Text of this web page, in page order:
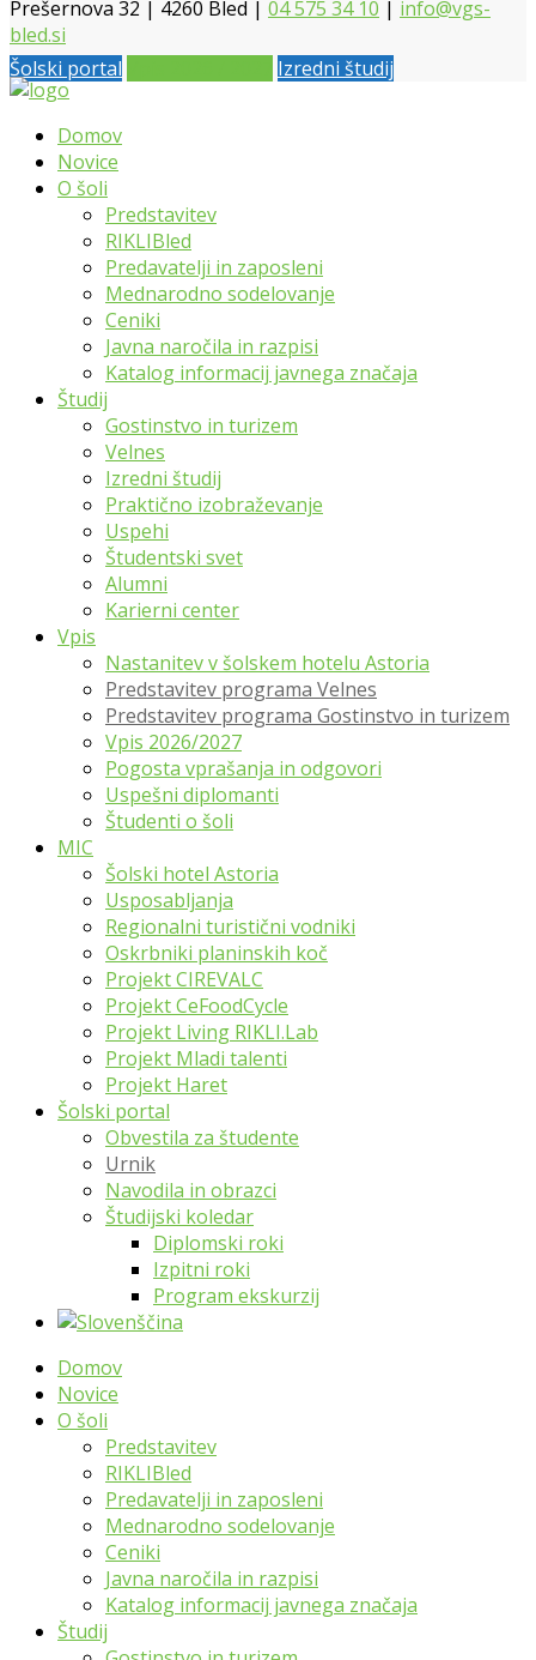
Prešernova 32 | 4260 Bled | 04 575 34 10 | info@vgs-
bled.si
Šolski portal
Izredni študij
Domov
Novice
O šoli
Predstavitev
RIKLIBled
Predavatelji in zaposleni
Mednarodno sodelovanje
Ceniki
Javna naročila in razpisi
Katalog informacij javnega značaja
Študij
Gostinstvo in turizem
Velnes
Izredni študij
Praktično izobraževanje
Uspehi
Študentski svet
Alumni
Karierni center
Vpis
Nastanitev v šolskem hotelu Astoria
Predstavitev programa Velnes
Predstavitev programa Gostinstvo in turizem
Vpis 2026/2027
Pogosta vprašanja in odgovori
Uspešni diplomanti
Študenti o šoli
MIC
Šolski hotel Astoria
Usposabljanja
Regionalni turistični vodniki
Oskrbniki planinskih koč
Projekt CIREVALC
Projekt CeFoodCycle
Projekt Living RIKLI.Lab
Projekt Mladi talenti
Projekt Haret
Šolski portal
Obvestila za študente
Urnik
Navodila in obrazci
Študijski koledar
Diplomski roki
Izpitni roki
Program ekskurzij
Domov
Novice
O šoli
Predstavitev
RIKLIBled
Predavatelji in zaposleni
Mednarodno sodelovanje
Ceniki
Javna naročila in razpisi
Katalog informacij javnega značaja
Študij